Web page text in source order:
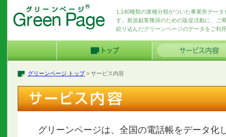
1,140種類の業種分類がついた事業所データ
す。新規顧客獲得のための販促活動に、ご
絞り込んだグリーンページのデータをご利
グリーンページ トップ> サービス内容
グリーンページは、全国の電話帳をデータ化